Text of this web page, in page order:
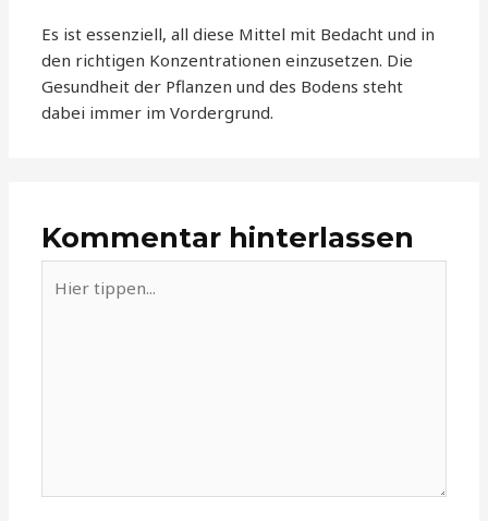
Es ist essenziell, all diese Mittel mit Bedacht und in
den richtigen Konzentrationen einzusetzen. Die
Gesundheit der Pflanzen und des Bodens steht
dabei immer im Vordergrund.
Kommentar hinterlassen
tippen...